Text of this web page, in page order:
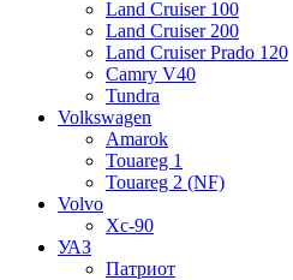
Land Cruiser 100
Land Cruiser 200
Land Cruiser Prado 120
Camry V40
Tundra
Volkswagen
Amarok
Touareg 1
Touareg 2 (NF)
Volvo
Xc-90
УАЗ
Патриот